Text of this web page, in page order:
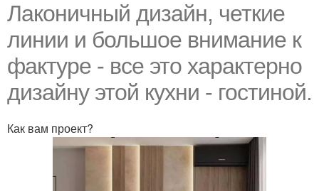
Лаконичный дизайн, четкие
линии и большое внимание к
фактуре - все это характерно
дизайну этой кухни - гостиной.
Как вам проект?